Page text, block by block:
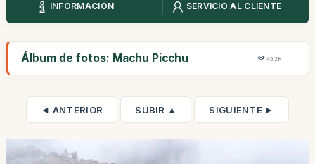
INFORMACIÓN
SERVICIO AL CLIENTE
Álbum de fotos: Machu Picchu 45,2K
◄ ANTERIOR SUBIR ▲ SIGUIENTE ►